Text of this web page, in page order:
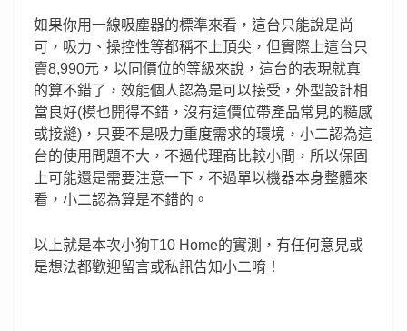
如果你用一線吸塵器的標準來看，這台只能說是尚
可，吸力、操控性等都稱不上頂尖，但實際上這台只
賣8,990元，以同價位的等級來說，這台的表現就真
的算不錯了，效能個人認為是可以接受，外型設計相
當良好(模也開得不錯，沒有這價位帶產品常見的糙感
或接縫)，只要不是吸力重度需求的環境，小二認為這
台的使用問題不大，不過代理商比較小間，所以保固
上可能還是需要注意一下，不過單以機器本身整體來
看，小二認為算是不錯的。
以上就是本次小狗T10 Home的實測，有任何意見或
是想法都歡迎留言或私訊告知小二唷！